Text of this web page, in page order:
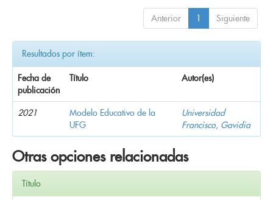
Anterior 1 Siguiente
Resultados por ítem:
Fecha de
publicación
Título Autor(es)
2021
Modelo Educativo de la
UFG
Universidad
Francisco, Gavidia
Otras opciones relacionadas
Título